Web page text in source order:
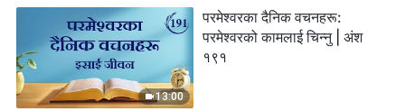
13:00
परमेश्‍वरका दैनिक वचनहरू:
परमेश्‍वरको कामलाई चिन्‍नु | अंश
१९१